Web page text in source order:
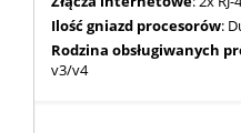
Ilość gniazd procesorów:
Rodzina obsługiwanych
v3/v4